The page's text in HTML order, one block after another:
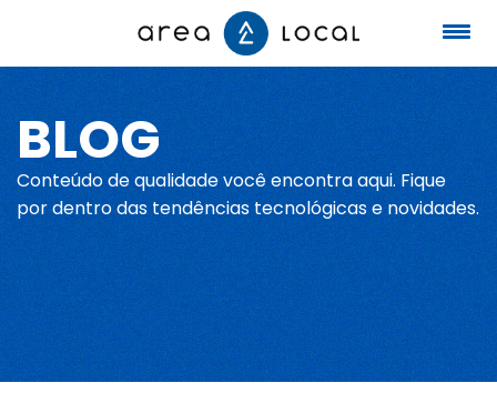
Início
Fale conosco
Portfólio
BLOG
Conteúdo de qualidade você encontra aqui. Fique
por dentro das tendências tecnológicas e novidades.